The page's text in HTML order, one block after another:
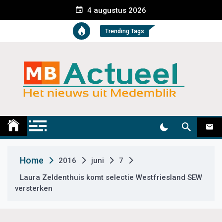
e
t
4 augustus 2026
Trending Tags
Medemblik Actueel
Home 2016 juni
7
Laura Zeldenthuis komt selectie Westfriesland SEW
versterken